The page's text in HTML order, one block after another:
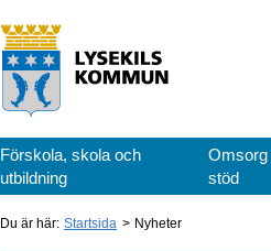
Förskola, skola och
utbildning
Omsorg
stöd
Du är här: Startsida Nyheter